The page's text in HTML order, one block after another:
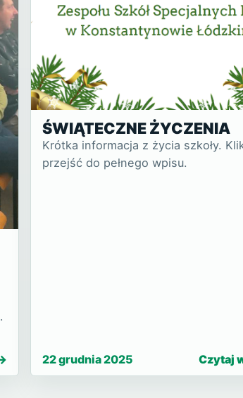
ŚWIĄTECZNE ŻYCZENIA
Krótka informacja z życia szkoły.
przejść do pełnego wpisu.
22 grudnia 2025 Czytaj